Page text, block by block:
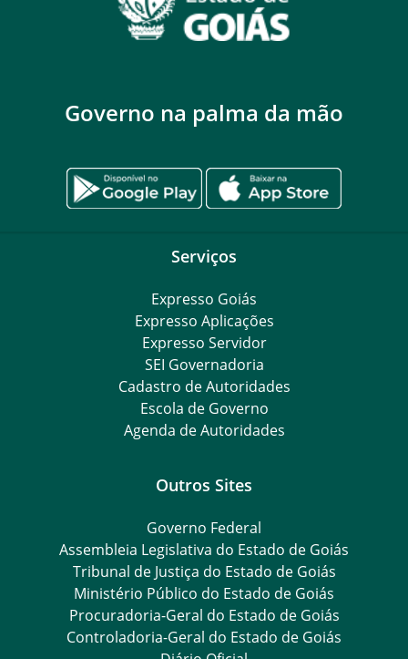
Governo na palma da mão
Serviços
Expresso Goiás
Expresso Aplicações
Expresso Servidor
SEI Governadoria
Cadastro de Autoridades
Escola de Governo
Agenda de Autoridades
Outros Sites
Governo Federal
Assembleia Legislativa do Estado de Goiás
Tribunal de Justiça do Estado de Goiás
Ministério Público do Estado de Goiás
Procuradoria-Geral do Estado de Goiás
Controladoria-Geral do Estado de Goiás